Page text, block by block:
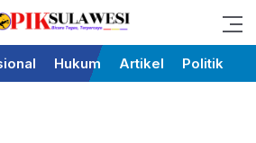
Topik Sulawesi
Tegas Terpercaya
Hukum Artikel Politik